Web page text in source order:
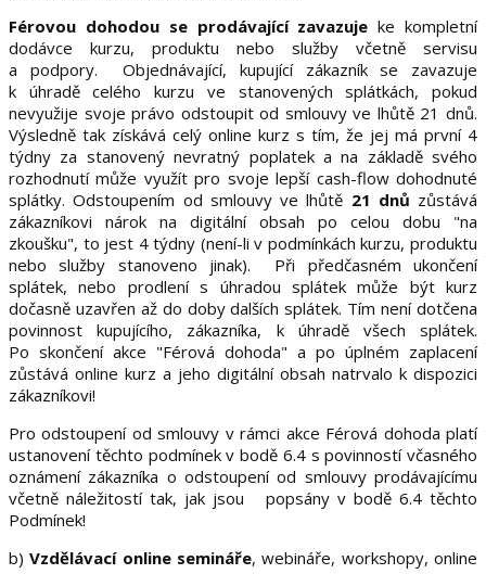
Férovou dohodou se prodávající zavazuje ke kompletní
dodávce kurzu, produktu nebo služby včetně servisu
a podpory. Objednávající, kupující zákazník se zavazuje
k úhradě celého kurzu ve stanovených splátkách, pokud
nevyužije svoje právo odstoupit od smlouvy ve lhůtě 21 dnů.
Výsledně tak získává celý online kurz s tím, že jej má první 4
týdny za stanovený nevratný poplatek a na základě svého
rozhodnutí může využít pro svoje lepší cash-flow dohodnuté
splátky. Odstoupením od smlouvy ve lhůtě 21 dnů zůstává
zákazníkovi nárok na digitální obsah po celou dobu "na
zkoušku", to jest 4 týdny (není-li v podmínkách kurzu, produktu
nebo služby stanoveno jinak). Při předčasném ukončení
splátek, nebo prodlení s úhradou splátek může být kurz
dočasně uzavřen až do doby dalších splátek. Tím není dotčena
povinnost kupujícího, zákazníka, k úhradě všech splátek.
Po skončení akce "Férová dohoda" a po úplném zaplacení
zůstává online kurz a jeho digitální obsah natrvalo k dispozici
zákazníkovi!
Pro odstoupení od smlouvy v rámci akce Férová dohoda platí
ustanovení těchto podmínek v bodě 6.4 s povinností včasného
oznámení zákazníka o odstoupení od smlouvy prodávajícímu
včetně náležitostí tak, jak jsou popsány v bodě 6.4 těchto
Podmínek!
b)Vzdělávací online semináře, webináře, workshopy, online